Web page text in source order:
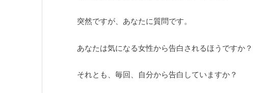
突然ですが、あなたに質問です。
あなたは気になる女性から告白されるほうですか？
それとも、毎回、自分から告白していますか？